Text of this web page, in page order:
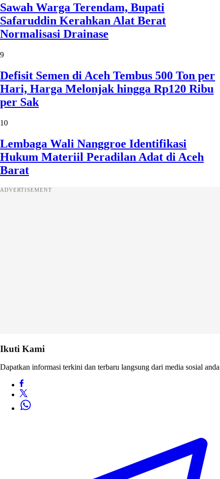
Sawah Warga Terendam, Bupati
Safaruddin Kerahkan Alat Berat
Normalisasi Drainase
9
Defisit Semen di Aceh Tembus 500 Ton per
Hari, Harga Melonjak hingga Rp120 Ribu
per Sak
10
Lembaga Wali Nanggroe Identifikasi
Hukum Materiil Peradilan Adat di Aceh
Barat
ADVERTISEMENT
Ikuti Kami
Dapatkan informasi terkini dan terbaru langsung dari media sosial anda